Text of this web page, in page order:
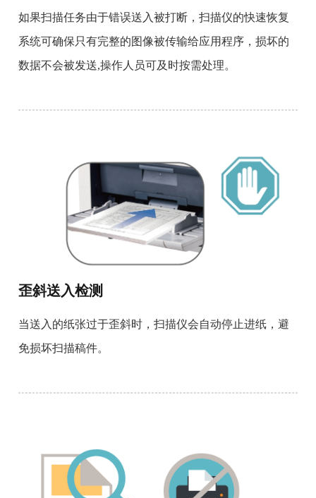
如果扫描任务由于错误送入被打断，扫描仪的快速恢复
系统可确保只有完整的图像被传输给应用程序，损坏的
数据不会被发送,操作人员可及时按需处理。
歪斜送入检测
当送入的纸张过于歪斜时，扫描仪会自动停止进纸，避
免损坏扫描稿件。